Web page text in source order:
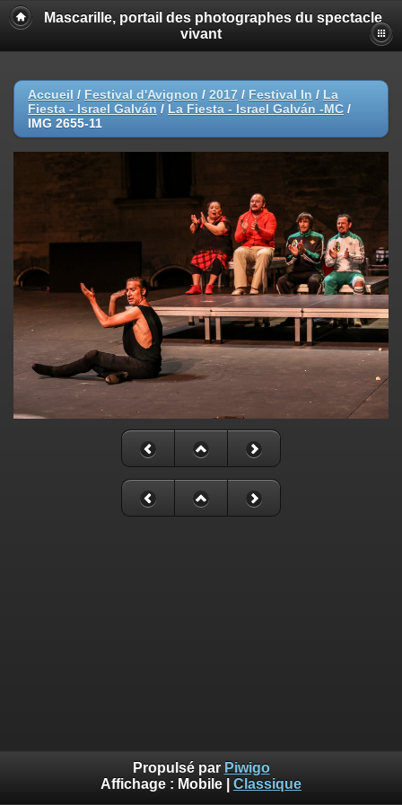
Mascarille, portail des photographes du spectacle
vivant
Accueil / Festival d'Avignon / 2017 / Festival In / La
Fiesta - Israel Galván / La Fiesta - Israel Galván -MC /
IMG 2655-11
Propulsé par Piwigo
Affichage : Mobile Classique